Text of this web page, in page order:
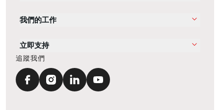
我們的工作
立即支持
追蹤我們